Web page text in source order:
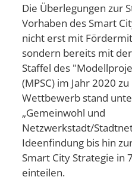
Die Überlegungen zur
Vorhaben des Smart
nicht erst mit
sondern bereits mit
Staffel des
(MPSC) im Jahr 2020
Wettbewerb stand
„Gemeinwohl und
Netzwerkstadt/
Ideenfindung bis hin
Smart City Strategie in
einteilen.